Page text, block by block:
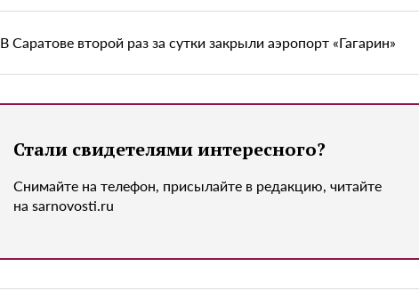
В Саратове второй раз за сутки закрыли аэропорт «Гагарин»
Стали свидетелями интересного?
Снимайте на телефон, присылайте в редакцию, читайте
на sarnovosti.ru